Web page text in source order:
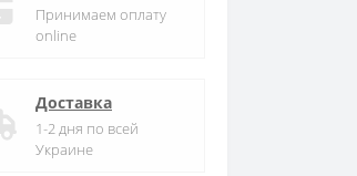
Принимаем оплату
online
Доставка
1-2 дня по всей
Украине